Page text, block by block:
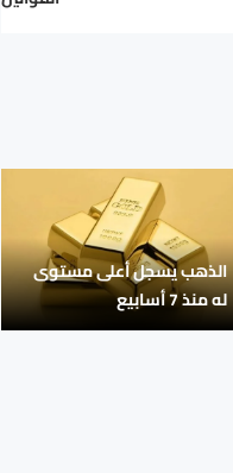
الذهب يسجل أعلى مستوى
له منذ 7 أسابيع